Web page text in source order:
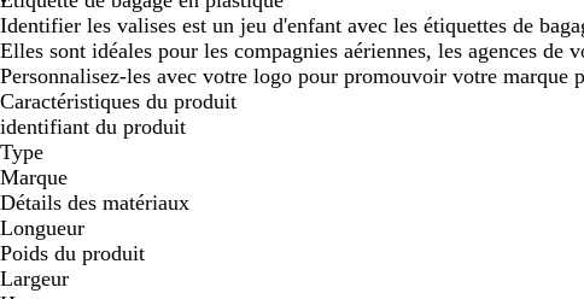
défiler
défiler
défiler
Identifier les valises est un jeu d'enfant avec les étiquettes de
Elles sont idéales pour les compagnies aériennes, les agences de
Personnalisez-les avec votre logo pour promouvoir votre marque
Caractéristiques du produit
identifiant du produit
Type
Marque
Détails des matériaux
Longueur
Poids du produit
Largeur